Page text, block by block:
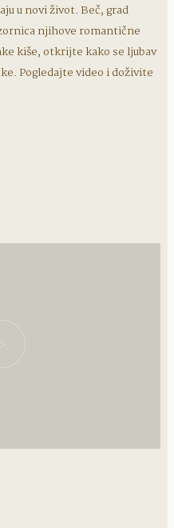
u novi život. Beč, grad
njihove romantične
kiše, otkrijte kako se ljubav
Pogledajte video i doživite